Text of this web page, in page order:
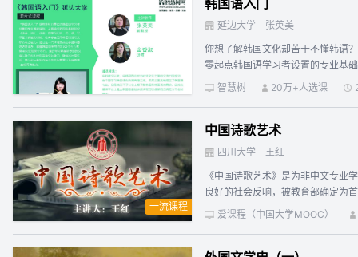
都是学者们的考释精华，个别是笔
一流课程
延边大学
张英美
你想了解韩国文化却苦于不懂韩语
零起点韩国语学习者设置的专业基
以及韩国外教，具有丰富教学经验
智慧树 20万+人选课
一流课程
中国诗歌艺术
四川大学
王红
《中国诗歌艺术》是为非中文专业
良好的社会反响，被教育部确定为
课”。 2016年，我们重新整合，
爱课程（中国大学MOOC）